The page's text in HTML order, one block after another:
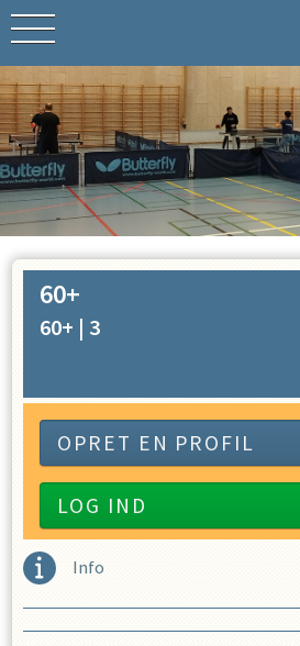
60+
60+ | 3
OPRET EN PROFIL
LOG IND
Info